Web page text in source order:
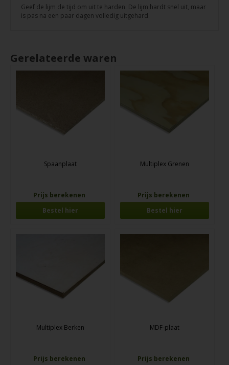
Geef de lijm de tijd om uit te harden. De lijm hardt snel uit, maar
is pas na een paar dagen volledig uitgehard.
Gerelateerde waren
Spaanplaat
Prijs berekenen
Bestel hier
Multiplex Grenen
Prijs berekenen
Bestel hier
Multiplex Berken
Prijs berekenen
MDF-plaat
Prijs berekenen